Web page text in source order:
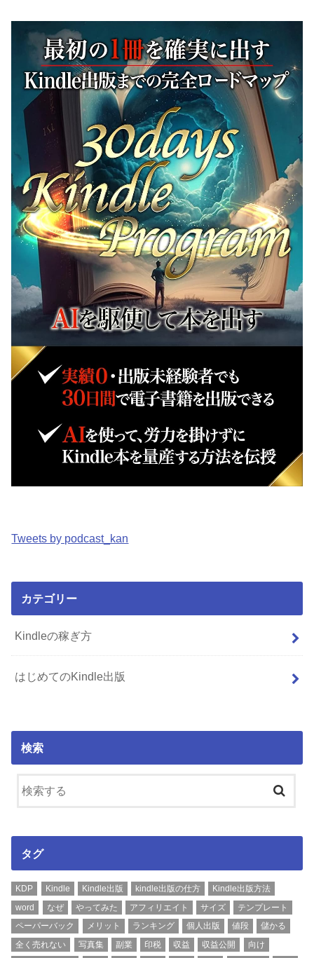
Tweets by podcast_kan
カテゴリー
Kindleの稼ぎ方
はじめてのKindle出版
検索
タグ
KDP Kindle Kindle出版 kindle出版の仕方
Kindle出版方法
word
なぜ やってみた アフィリエイト サイズ
テンプレート
ペーパーバック
メリット ランキング 個人出版 値段
儲かる
全く売れない
写真集 副業 印税 収益 収益公開 向け